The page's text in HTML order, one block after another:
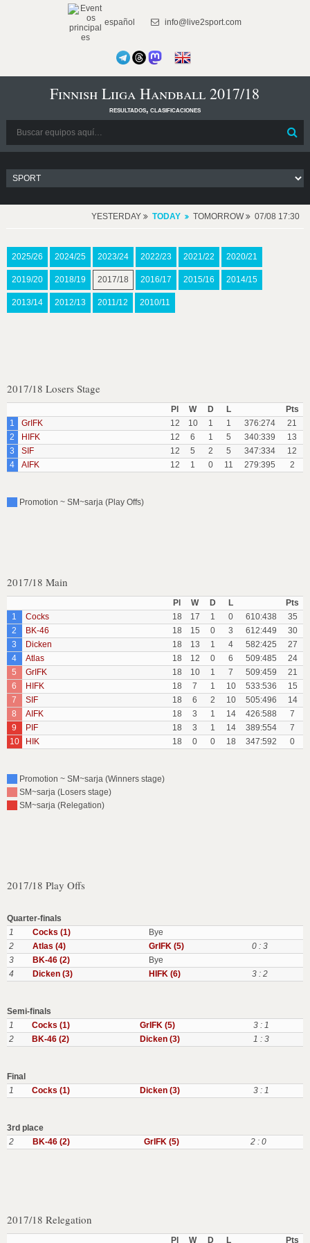
español info@live2sport.com
Finnish Liiga Handball 2017/18
resultados, clasificaciones
YESTERDAY TODAY TOMORROW 07/08 17:30
2025/26 2024/25 2023/24 2022/23 2021/22 2020/21
2019/20 2018/19 2017/18 2016/17 2015/16 2014/15
2013/14 2012/13 2011/12 2010/11
2017/18 Losers Stage
Pl W D L
Pts
1
GrIFK 12 10 1 1 376:274
21
2
HIFK 12 6 1 5 340:339
13
3
SIF 12 5 2 5 347:334
12
4
AIFK 12 1 0 11 279:395 2
Promotion ~ SM~sarja (Play Offs)
2017/18 Main
Pl W D L
Pts
1
Cocks 18 17 1 0 610:438
35
2
BK-46 18 15 0 3 612:449
30
3
Dicken 18 13 1 4 582:425
27
4
Atlas 18 12 0 6 509:485
24
5
GrIFK 18 10 1 7 509:459
21
6
HIFK 18 7 1 10 533:536
15
7
SIF 18 6 2 10 505:496
14
8
AIFK 18 3 1 14 426:588
7
9
PIF 18 3 1 14 389:554
7
10
HIK 18 0 0 18 347:592 0
Promotion ~ SM~sarja (Winners stage)
SM~sarja (Losers stage)
SM~sarja (Relegation)
2017/18 Play Offs
Quarter-finals
1
Cocks (1)
Bye
2
Atlas (4) GrIFK (5)
0 : 3
3
BK-46 (2)
Bye
4
Dicken (3) HIFK (6) 3 : 2
Semi-finals
1
Cocks (1) GrIFK (5)
3 : 1
2
BK-46 (2) Dicken (3) 1 : 3
Final
1
Cocks (1) Dicken (3) 3 : 1
3rd place
2
BK-46 (2) GrIFK (5) 2 : 0
2017/18 Relegation
Pl W D L Pts